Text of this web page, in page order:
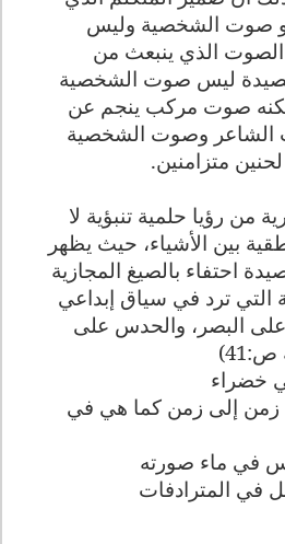
هو صوت الشخصية وليس
الذي ينبعث من
ليس صوت الشخصية
صوت مركب ينجم عن
الشاعر وصوت الشخصية
متزامنين.
من رؤيا حلمية تنبؤية لا
بين الأشياء، حيث يظهر
احتفاء بالصيغ المجازية
التي ترد في سياق إبداعي
البصر، والحدس على
خضراء
زمن إلى زمن كما هي في
في ماء صورته
في المترادفات